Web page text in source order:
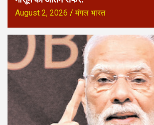
August 2, 2026 मंगल भारत